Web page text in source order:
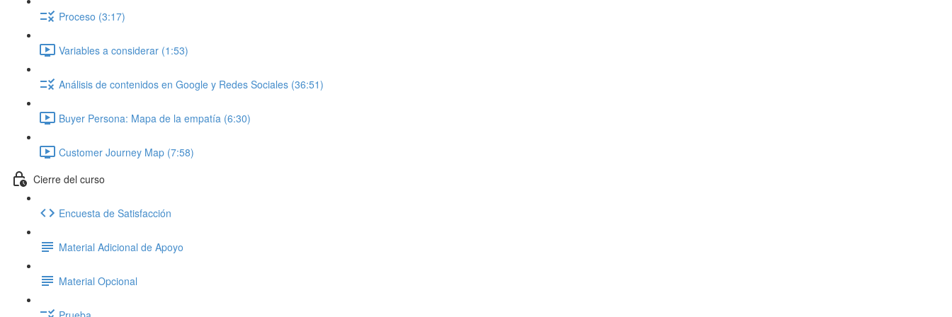
Proceso (3:17)
Variables a considerar (1:53)
Análisis de contenidos en Google y Redes Sociales (36:51)
Buyer Persona: Mapa de la empatía (6:30)
Customer Journey Map (7:58)
Cierre del curso
Encuesta de Satisfacción
Material Adicional de Apoyo
Material Opcional